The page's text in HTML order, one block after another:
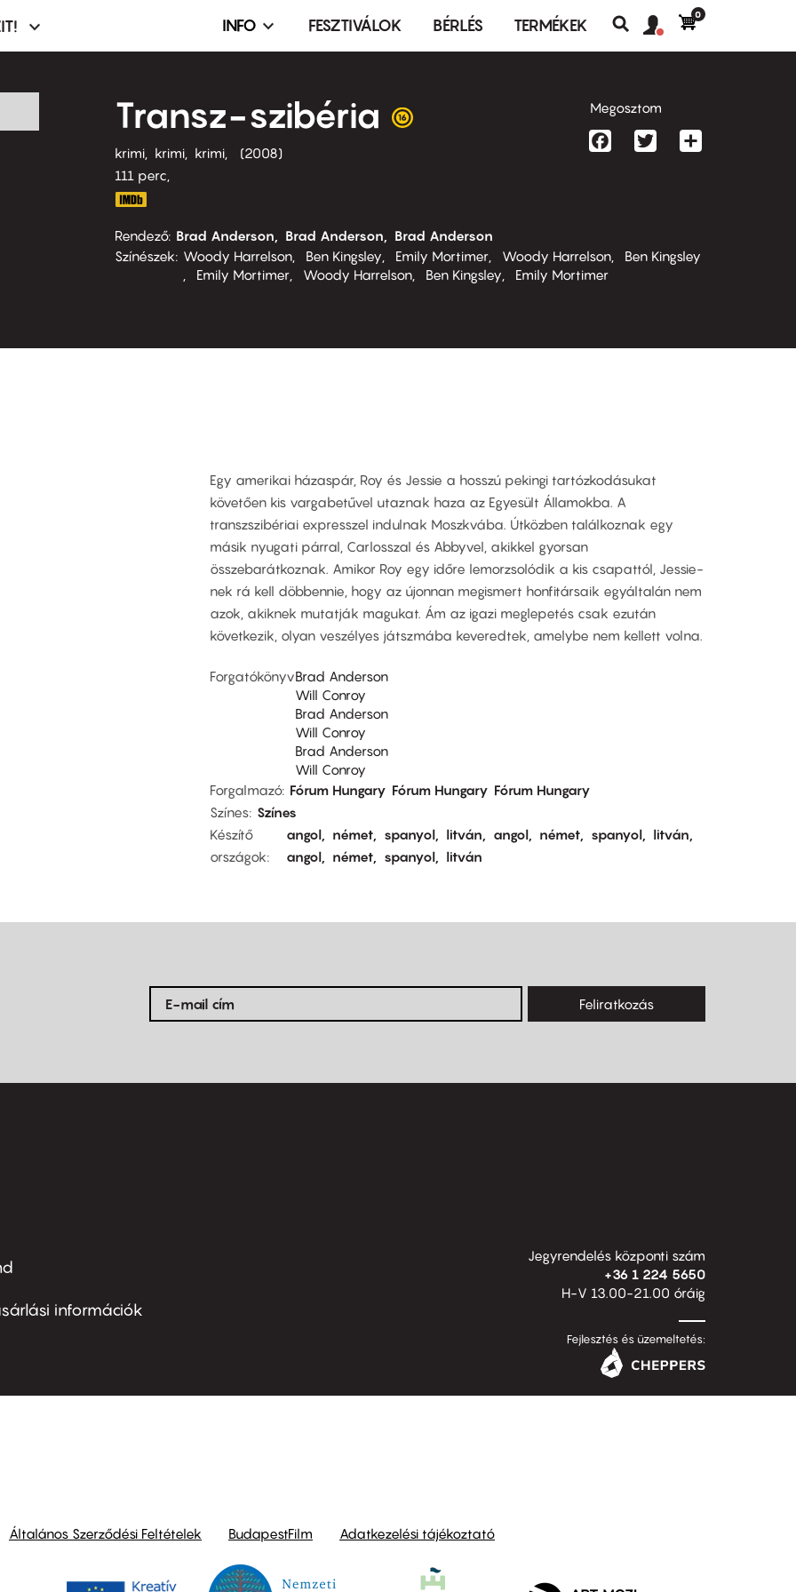
Infó,
terembérlés
menü
INFO FESZTIVÁLOK BÉRLÉS TERMÉKEK
Keresés
fiók
Felhasználói
0
Transz-szibéria
krimi krimi krimi
2008
111 perc,
Rendező Brad Anderson Brad Anderson
Brad Anderson
Színészek
Woody Harrelson Ben Kingsley Emily Mortimer Woody Harrelson
Ben Kingsley
Emily Mortimer
Woody Harrelson Ben Kingsley Emily Mortimer
Megosztom
FacebookTwitter
Egy amerikai házaspár, Roy és Jessie a hosszú pekingi tartózkodásukat
követően kis vargabetűvel utaznak haza az Egyesült Államokba. A
transzszibériai expresszel indulnak Moszkvába. Útközben találkoznak egy
másik nyugati párral, Carlosszal és Abbyvel, akikkel gyorsan
összebarátkoznak. Amikor Roy egy időre lemorzsolódik a kis csapattól, Jessie-
nek rá kell döbbennie, hogy az újonnan megismert honfitársaik egyáltalán nem
azok, akiknek mutatják magukat. Ám az igazi meglepetés csak ezután
következik, olyan veszélyes játszmába keveredtek, amelybe nem kellett volna.
ForgatókönyvBrad Anderson
Will Conroy
Brad Anderson
Will Conroy
Brad Anderson
Will Conroy
Forgalmazó Fórum Hungary Fórum Hungary Fórum Hungary
Színes Színes
Készítő
országok
angol német spanyol litván angol német spanyol
litván
angol
német spanyol litván
Feliratkozás
információk
Jegyrendelés központi szám
+36 1 224 5650
H-V 13.00-21.00 óráig
Fejlesztés és üzemeltetés:
Általános Szerződési Feltételek BudapestFilm Adatkezelési tájékoztató